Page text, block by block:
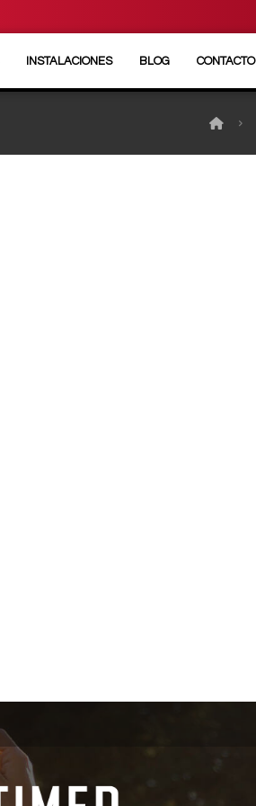
INSTALACIONES BLOG CONTACTO